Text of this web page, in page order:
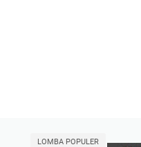
LOMBA POPULER